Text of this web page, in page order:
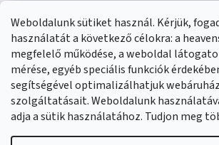
Weboldalunk sütiket használ. Kérjük,
használatát a következő célokra: a
megfelelő működése, a weboldal
mérése, egyéb speciális funkciók
segítségével optimalizálhatjuk
szolgáltatásait. Weboldalunk
adja a sütik használatához. Tudjon meg
FacebookHeavenShop.sk
Eredményeink